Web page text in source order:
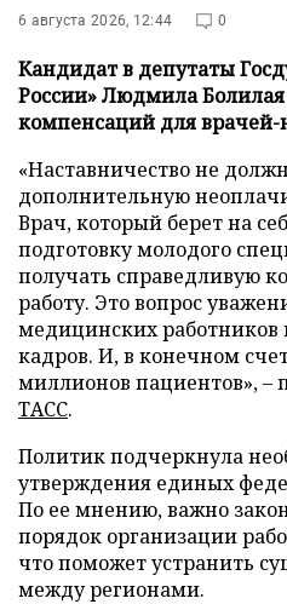
6 августа 2026, 12:44 0
Кандидат в депутаты
России» Людмила
компенсаций для врачей-
«Наставничество не
дополнительную
Врач, который берет на
подготовку молодого
получать справедливую
работу. Это вопрос
медицинских работников
кадров. И, в конечном
миллионов пациентов», –
ТАСС.
Политик подчеркнула
утверждения единых
По ее мнению, важно
порядок организации
что поможет устранить
между регионами.